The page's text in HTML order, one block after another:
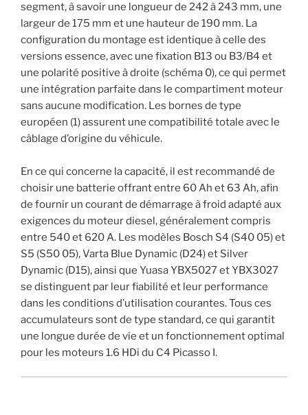
segment, à savoir une longueur de 242 à 243 mm, une
largeur de 175 mm et une hauteur de 190 mm. La
configuration du montage est identique à celle des
versions essence, avec une fixation B13 ou B3/B4 et
une polarité positive à droite (schéma 0), ce qui permet
une intégration parfaite dans le compartiment moteur
sans aucune modification. Les bornes de type
européen (1) assurent une compatibilité totale avec le
câblage d’origine du véhicule.
En ce qui concerne la capacité, il est recommandé de
choisir une batterie offrant entre 60 Ah et 63 Ah, afin
de fournir un courant de démarrage à froid adapté aux
exigences du moteur diesel, généralement compris
entre 540 et 620 A. Les modèles Bosch S4 (S40 05) et
S5 (S50 05), Varta Blue Dynamic (D24) et Silver
Dynamic (D15), ainsi que Yuasa YBX5027 et YBX3027
se distinguent par leur fiabilité et leur performance
dans les conditions d’utilisation courantes. Tous ces
accumulateurs sont de type standard, ce qui garantit
une longue durée de vie et un fonctionnement optimal
pour les moteurs 1.6 HDi du C4 Picasso I.